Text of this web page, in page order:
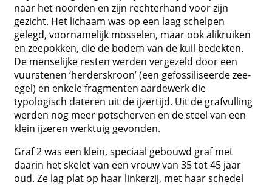
naar het noorden en zijn rechterhand voor zijn
gezicht. Het lichaam was op een laag schelpen
gelegd, voornamelijk mosselen, maar ook alikruiken
en zeepokken, die de bodem van de kuil bedekten.
De menselijke resten werden vergezeld door een
vuurstenen ‘herderskroon’ (een gefossiliseerde zee-
egel) en enkele fragmenten aardewerk die
typologisch dateren uit de ijzertijd. Uit de grafvulling
werden nog meer potscherven en de steel van een
klein ijzeren werktuig gevonden.
Graf 2 was een klein, speciaal gebouwd graf met
daarin het skelet van een vrouw van 35 tot 45 jaar
oud. Ze lag plat op haar linkerzij, met haar schedel